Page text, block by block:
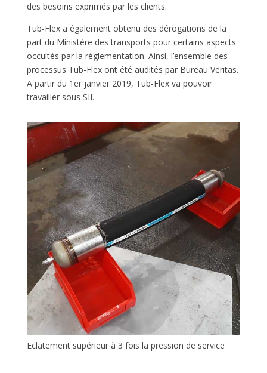
des besoins exprimés par les clients.
Tub-Flex a également obtenu des dérogations de la
part du Ministère des transports pour certains aspects
occultés par la réglementation. Ainsi, l’ensemble des
processus Tub-Flex ont été audités par Bureau Veritas.
A partir du 1er janvier 2019, Tub-Flex va pouvoir
travailler sous SII.
Eclatement supérieur à 3 fois la pression de service